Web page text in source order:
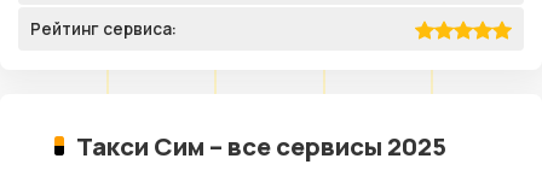
Рейтинг сервиса:
Такси Сим – все сервисы 2025